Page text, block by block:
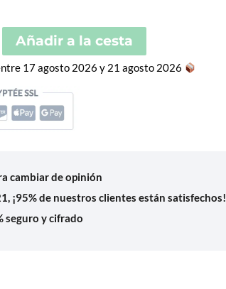
Añadir a la cesta
17 agosto 2026 y 21 agosto 2026
cambiar de opinión
¡95% de nuestros clientes están satisfechos!
seguro y cifrado